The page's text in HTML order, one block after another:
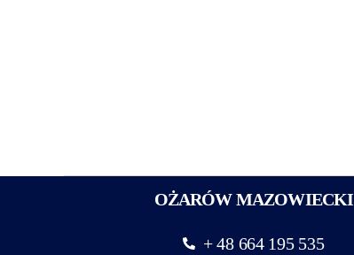
OŻARÓW MAZOWIECKI
+ 48 664 195 535